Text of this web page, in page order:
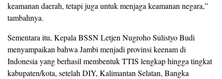
keamanan daerah, tetapi juga untuk menjaga keamanan negara,”
tambahnya.
Sementara itu, Kepala BSSN Letjen Nugroho Sulistyo Budi
menyampaikan bahwa Jambi menjadi provinsi keenam di
Indonesia yang berhasil membentuk TTIS lengkap hingga tingkat
kabupaten/kota, setelah DIY, Kalimantan Selatan, Bangka